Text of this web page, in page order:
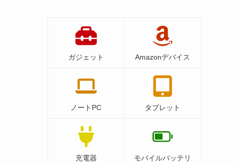
ガジェット Amazonデバイス
ノートPC タブレット
充電器
モバイルバッテリ